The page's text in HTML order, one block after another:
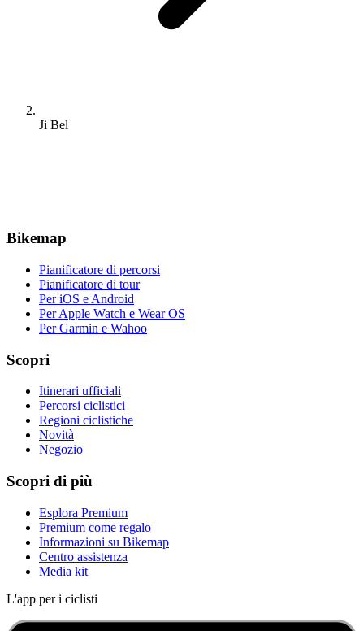
Ji Bel
Bikemap
Pianificatore di percorsi
Pianificatore di tour
Per iOS e Android
Per Apple Watch e Wear OS
Per Garmin e Wahoo
Scopri
Itinerari ufficiali
Percorsi ciclistici
Regioni ciclistiche
Novità
Negozio
Scopri di più
Esplora Premium
Premium come regalo
Informazioni su Bikemap
Centro assistenza
Media kit
L'app per i ciclisti